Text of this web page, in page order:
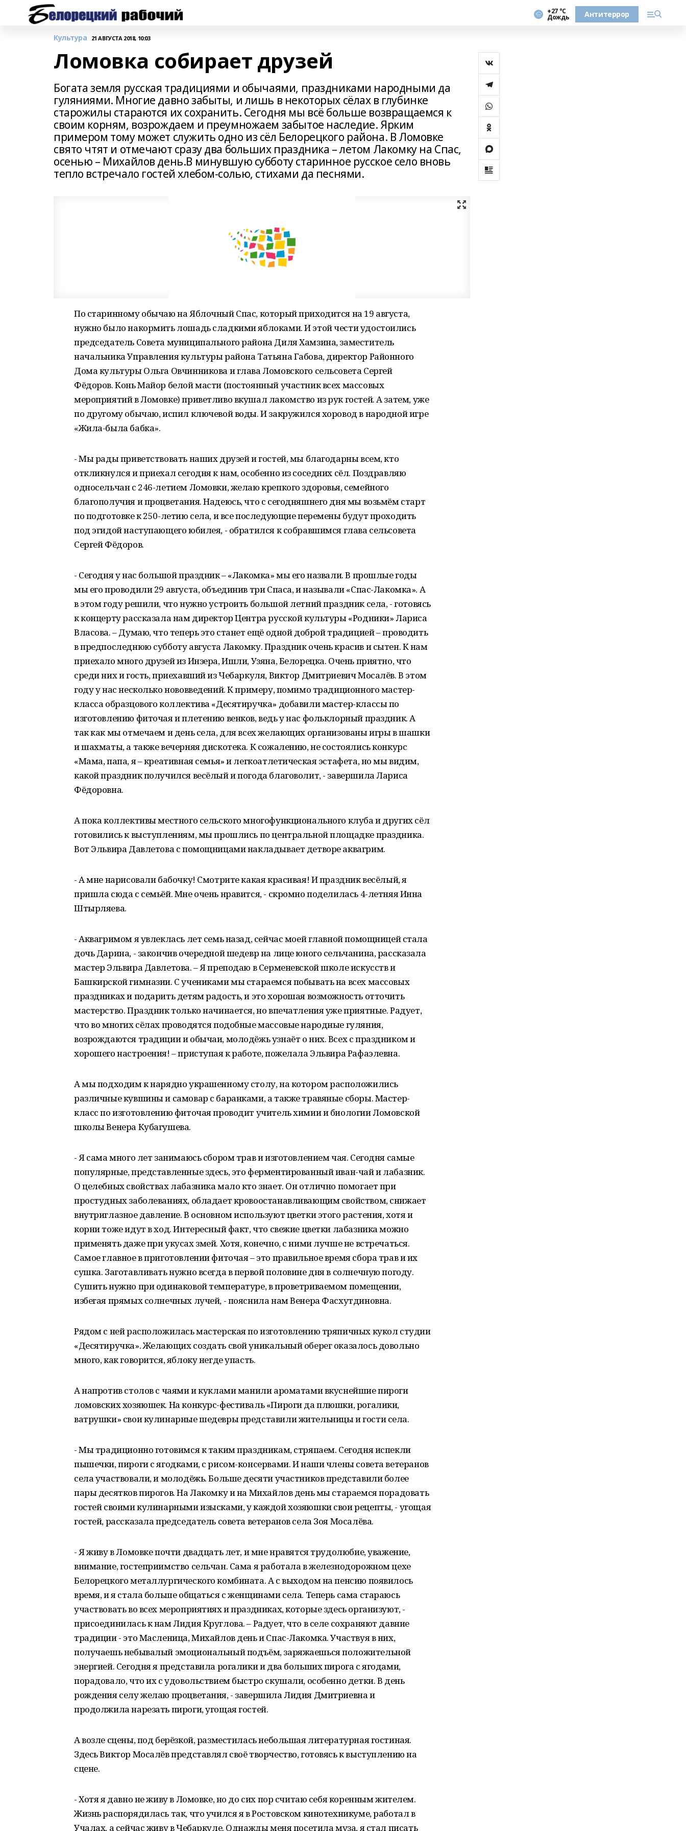
+27 °С
Дождь Антитеррор
Культура 21 АВГУСТА 2018, 10:03
Ломовка собирает друзей
Богата земля русская традициями и обычаями, праздниками народными да
гуляниями. Многие давно забыты, и лишь в некоторых сёлах в глубинке
старожилы стараются их сохранить. Сегодня мы всё больше возвращаемся к
своим корням, возрождаем и преумножаем забытое наследие. Ярким
примером тому может служить одно из сёл Белорецкого района. В Ломовке
свято чтят и отмечают сразу два больших праздника – летом Лакомку на Спас,
осенью – Михайлов день.В минувшую субботу старинное русское село вновь
тепло встречало гостей хлебом-солью, стихами да песнями.
По старинному обычаю на Яблочный Спас, который приходится на 19 августа,
нужно было накормить лошадь сладкими яблоками. И этой чести удостоились
председатель Совета муниципального района Диля Хамзина, заместитель
начальника Управления культуры района Татьяна Габова, директор Районного
Дома культуры Ольга Овчинникова и глава Ломовского сельсовета Сергей
Фёдоров. Конь Майор белой масти (постоянный участник всех массовых
мероприятий в Ломовке) приветливо вкушал лакомство из рук гостей. А затем, уже
по другому обычаю, испил ключевой воды. И закружился хоровод в народной игре
«Жила-была бабка».
- Мы рады приветствовать наших друзей и гостей, мы благодарны всем, кто
откликнулся и приехал сегодня к нам, особенно из соседних сёл. Поздравляю
односельчан с 246-летием Ломовки, желаю крепкого здоровья, семейного
благополучия и процветания. Надеюсь, что с сегодняшнего дня мы возьмём старт
по подготовке к 250-летию села, и все последующие перемены будут проходить
под эгидой наступающего юбилея, - обратился к собравшимся глава сельсовета
Сергей Фёдоров.
- Сегодня у нас большой праздник – «Лакомка» мы его назвали. В прошлые годы
мы его проводили 29 августа, объединив три Спаса, и называли «Спас-Лакомка». А
в этом году решили, что нужно устроить большой летний праздник села, - готовясь
к концерту рассказала нам директор Центра русской культуры «Родники» Лариса
Власова. – Думаю, что теперь это станет ещё одной доброй традицией – проводить
в предпоследнюю субботу августа Лакомку. Праздник очень красив и сытен. К нам
приехало много друзей из Инзера, Ишли, Узяна, Белорецка. Очень приятно, что
среди них и гость, приехавший из Чебаркуля, Виктор Дмитриевич Мосалёв. В этом
году у нас несколько нововведений. К примеру, помимо традиционного мастер-
класса образцового коллектива «Десятиручка» добавили мастер-классы по
изготовлению фиточая и плетению венков, ведь у нас фольклорный праздник. А
так как мы отмечаем и день села, для всех желающих организованы игры в шашки
и шахматы, а также вечерняя дискотека. К сожалению, не состоялись конкурс
«Мама, папа, я – креативная семья» и легкоатлетическая эстафета, но мы видим,
какой праздник получился весёлый и погода благоволит, - завершила Лариса
Фёдоровна.
А пока коллективы местного сельского многофункционального клуба и других сёл
готовились к выступлениям, мы прошлись по центральной площадке праздника.
Вот Эльвира Давлетова с помощницами накладывает детворе аквагрим.
- А мне нарисовали бабочку! Смотрите какая красивая! И праздник весёлый, я
пришла сюда с семьёй. Мне очень нравится, - скромно поделилась 4-летняя Инна
Штырляева.
- Аквагримом я увлеклась лет семь назад, сейчас моей главной помощницей стала
дочь Дарина, - закончив очередной шедевр на лице юного сельчанина, рассказала
мастер Эльвира Давлетова. – Я преподаю в Серменевской школе искусств и
Башкирской гимназии. С учениками мы стараемся побывать на всех массовых
праздниках и подарить детям радость, и это хорошая возможность отточить
мастерство. Праздник только начинается, но впечатления уже приятные. Радует,
что во многих сёлах проводятся подобные массовые народные гуляния,
возрождаются традиции и обычаи, молодёжь узнаёт о них. Всех с праздником и
хорошего настроения! – приступая к работе, пожелала Эльвира Рафаэлевна.
А мы подходим к нарядно украшенному столу, на котором расположились
различные кувшины и самовар с баранками, а также травяные сборы. Мастер-
класс по изготовлению фиточая проводит учитель химии и биологии Ломовской
школы Венера Кубагушева.
- Я сама много лет занимаюсь сбором трав и изготовлением чая. Сегодня самые
популярные, представленные здесь, это ферментированный иван-чай и лабазник.
О целебных свойствах лабазника мало кто знает. Он отлично помогает при
простудных заболеваниях, обладает кровоостанавливающим свойством, снижает
внутриглазное давление. В основном используют цветки этого растения, хотя и
корни тоже идут в ход. Интересный факт, что свежие цветки лабазника можно
применять даже при укусах змей. Хотя, конечно, с ними лучше не встречаться.
Самое главное в приготовлении фиточая – это правильное время сбора трав и их
сушка. Заготавливать нужно всегда в первой половине дня в солнечную погоду.
Сушить нужно при одинаковой температуре, в проветриваемом помещении,
избегая прямых солнечных лучей, - пояснила нам Венера Фасхутдиновна.
Рядом с ней расположилась мастерская по изготовлению тряпичных кукол студии
«Десятиручка». Желающих создать свой уникальный оберег оказалось довольно
много, как говорится, яблоку негде упасть.
А напротив столов с чаями и куклами манили ароматами вкуснейшие пироги
ломовских хозяюшек. На конкурс-фестиваль «Пироги да плюшки, рогалики,
ватрушки» свои кулинарные шедевры представили жительницы и гости села.
- Мы традиционно готовимся к таким праздникам, стряпаем. Сегодня испекли
пышечки, пироги с ягодками, с рисом-консервами. И наши члены совета ветеранов
села участвовали, и молодёжь. Больше десяти участников представили более
пары десятков пирогов. На Лакомку и на Михайлов день мы стараемся порадовать
гостей своими кулинарными изысками, у каждой хозяюшки свои рецепты, - угощая
гостей, рассказала председатель совета ветеранов села Зоя Мосалёва.
- Я живу в Ломовке почти двадцать лет, и мне нравятся трудолюбие, уважение,
внимание, гостеприимство сельчан. Сама я работала в железнодорожном цехе
Белорецкого металлургического комбината. А с выходом на пенсию появилось
время, и я стала больше общаться с женщинами села. Теперь сама стараюсь
участвовать во всех мероприятиях и праздниках, которые здесь организуют, -
присоединилась к нам Лидия Круглова. – Радует, что в селе сохраняют давние
традиции - это Масленица, Михайлов день и Спас-Лакомка. Участвуя в них,
получаешь небывалый эмоциональный подъём, заряжаешься положительной
энергией. Сегодня я представила рогалики и два больших пирога с ягодами,
порадовало, что их с удовольствием быстро скушали, особенно детки. В день
рождения селу желаю процветания, - завершила Лидия Дмитриевна и
продолжила нарезать пироги, угощая гостей.
А возле сцены, под берёзкой, разместилась небольшая литературная гостиная.
Здесь Виктор Мосалёв представлял своё творчество, готовясь к выступлению на
сцене.
- Хотя я давно не живу в Ломовке, но до сих пор считаю себя коренным жителем.
Жизнь распорядилась так, что учился я в Ростовском кинотехникуме, работал в
Учалах, а сейчас живу в Чебаркуле. Однажды меня посетила муза, я стал писать